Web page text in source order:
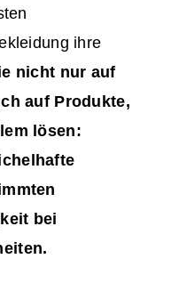
ihre
nicht nur auf
auf Produkte,
lösen:
bei